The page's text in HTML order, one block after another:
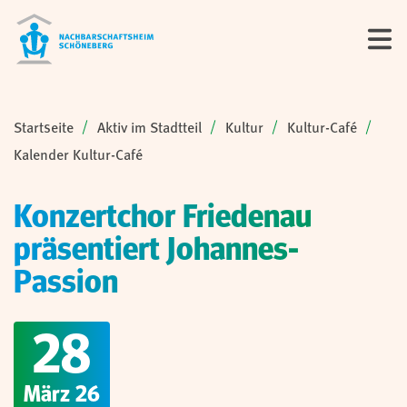
Sie sind hier:
Startseite Aktiv im Stadtteil Kultur
Kultur-Café
Kalender Kultur-Café
Konzertchor Friedenau
präsentiert Johannes-
Passion
28
März 26